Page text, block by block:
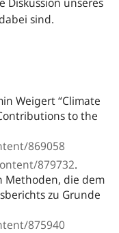
sind.
Weigert “Climate
to the
869058
879732.
Methoden, die dem
zu Grunde
875940